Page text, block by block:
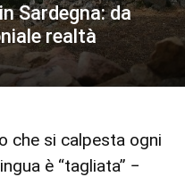
Sardegna: da
realtà
che si calpesta ogni
è “tagliata” −